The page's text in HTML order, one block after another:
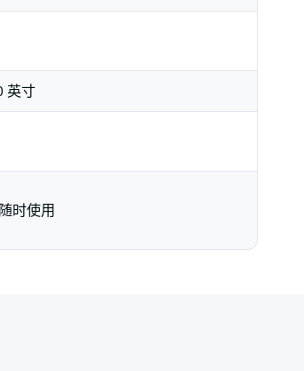
英寸
时使用